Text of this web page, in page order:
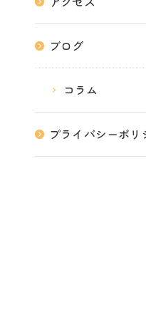
ブログ
コラム
プライバシーポリ